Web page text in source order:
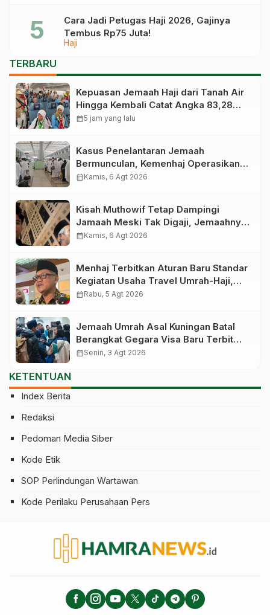
Haji
Cara Jadi Petugas Haji 2026, Gajinya
Tembus Rp75 Juta!
TERBARU
Kepuasan Jemaah Haji dari Tanah Air
Hingga Kembali Catat Angka 83,28
Persen
calendar_month5 jam yang lalu
Kasus Penelantaran Jemaah
Bermunculan, Kemenhaj Operasikan
Posko Pengawasan di Bandara
calendar_monthKamis, 6 Agt 2026
Kisah Muthowif Tetap Dampingi
Jamaah Meski Tak Digaji, Jemaahnya
Korban Penelantaran Pihak Travel
calendar_monthKamis, 6 Agt 2026
Menhaj Terbitkan Aturan Baru Standar
Kegiatan Usaha Travel Umrah-Haji,
Siap-siap Disanksi Jika Melanggar
calendar_monthRabu, 5 Agt 2026
Jemaah Umrah Asal Kuningan Batal
Berangkat Gegara Visa Baru Terbit
Saat Pesawat Lepas Landas
calendar_monthSenin, 3 Agt 2026
KETENTUAN
Index Berita
Redaksi
Pedoman Media Siber
Kode Etik
SOP Perlindungan Wartawan
Kode Perilaku Perusahaan Pers